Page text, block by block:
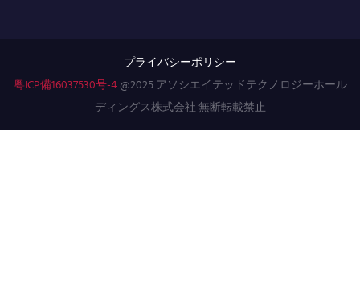
プライバシーポリシー
粤ICP備16037530号-4@2025 アソシエイテッドテクノロジーホール
ディングス株式会社 無断転載禁止